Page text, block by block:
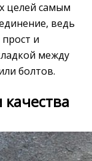
целей самым
ведь
и
между
болтов.